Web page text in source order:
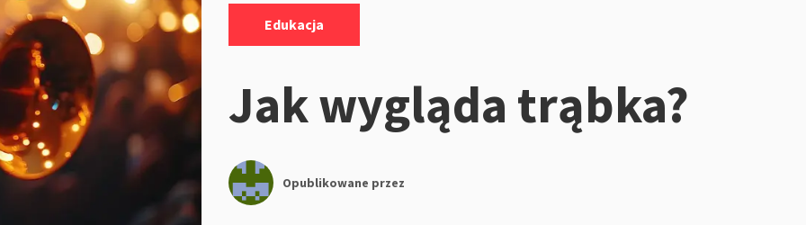
Edukacja
Jak wygląda trąbka?
Opublikowane przez